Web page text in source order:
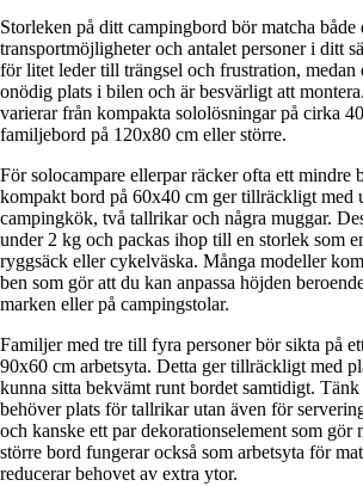
Storleken på ditt campingbord bör matcha både
transportmöjligheter och antalet personer i ditt
för litet leder till trängsel och frustration, medan
onödig plats i bilen och är besvärligt att
varierar från kompakta sololösningar på cirka
familjebord på 120x80 cm eller större.
För solocampare ellerpar räcker ofta ett mindre
kompakt bord på 60x40 cm ger tillräckligt med
campingkök, två tallrikar och några muggar.
under 2 kg och packas ihop till en storlek som
ryggsäck eller cykelväska. Många modeller
ben som gör att du kan anpassa höjden
marken eller på campingstolar.
Familjer med tre till fyra personer bör sikta på
90x60 cm arbetsyta. Detta ger tillräckligt med
kunna sitta bekvämt runt bordet samtidigt. Tänk
behöver plats för tallrikar utan även för
och kanske ett par dekorationselement som gör
större bord fungerar också som arbetsyta för
reducerar behovet av extra ytor.